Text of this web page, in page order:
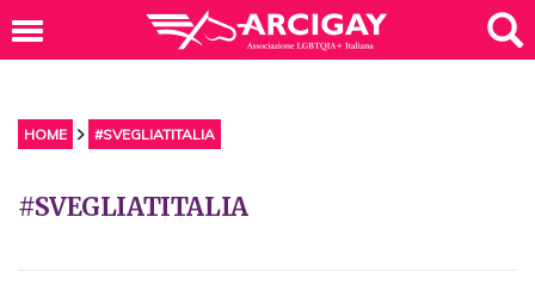
HOME #SVEGLIATITALIA
#SVEGLIATITALIA